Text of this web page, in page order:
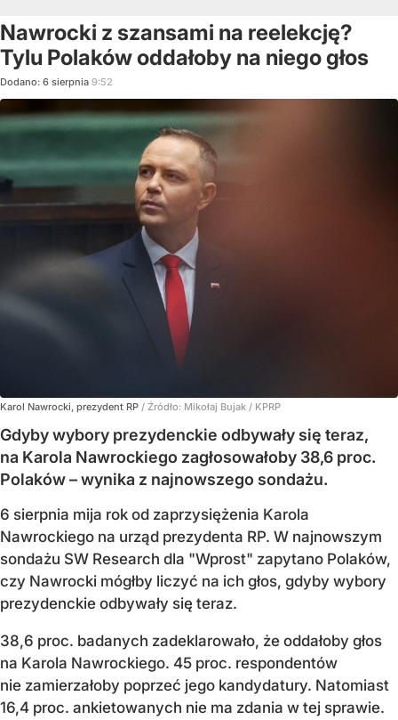
Nawrocki z szansami na reelekcję?
Tylu Polaków oddałoby na niego głos
Dodano: 6 sierpnia 9:52
Karol Nawrocki, prezydent RP / Źródło: Mikołaj Bujak / KPRP
Gdyby wybory prezydenckie odbywały się teraz,
na Karola Nawrockiego zagłosowałoby 38,6 proc.
Polaków – wynika z najnowszego sondażu.
6 sierpnia mija rok od zaprzysiężenia Karola
Nawrockiego na urząd prezydenta RP. W najnowszym
sondażu SW Research dla "Wprost" zapytano Polaków,
czy Nawrocki mógłby liczyć na ich głos, gdyby wybory
prezydenckie odbywały się teraz.
38,6 proc. badanych zadeklarowało, że oddałoby głos
na Karola Nawrockiego. 45 proc. respondentów
nie zamierzałoby poprzeć jego kandydatury. Natomiast
16,4 proc. ankietowanych nie ma zdania w tej sprawie.